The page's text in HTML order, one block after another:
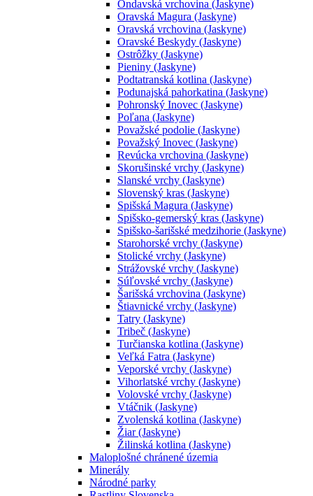
Ondavská vrchovina (Jaskyne)
Oravská Magura (Jaskyne)
Oravská vrchovina (Jaskyne)
Oravské Beskydy (Jaskyne)
Ostrôžky (Jaskyne)
Pieniny (Jaskyne)
Podtatranská kotlina (Jaskyne)
Podunajská pahorkatina (Jaskyne)
Pohronský Inovec (Jaskyne)
Poľana (Jaskyne)
Považské podolie (Jaskyne)
Považský Inovec (Jaskyne)
Revúcka vrchovina (Jaskyne)
Skorušinské vrchy (Jaskyne)
Slanské vrchy (Jaskyne)
Slovenský kras (Jaskyne)
Spišská Magura (Jaskyne)
Spišsko-gemerský kras (Jaskyne)
Spišsko-šarišské medzihorie (Jaskyne)
Starohorské vrchy (Jaskyne)
Stolické vrchy (Jaskyne)
Strážovské vrchy (Jaskyne)
Súľovské vrchy (Jaskyne)
Šarišská vrchovina (Jaskyne)
Štiavnické vrchy (Jaskyne)
Tatry (Jaskyne)
Tribeč (Jaskyne)
Turčianska kotlina (Jaskyne)
Veľká Fatra (Jaskyne)
Veporské vrchy (Jaskyne)
Vihorlatské vrchy (Jaskyne)
Volovské vrchy (Jaskyne)
Vtáčnik (Jaskyne)
Zvolenská kotlina (Jaskyne)
Žiar (Jaskyne)
Žilinská kotlina (Jaskyne)
Maloplošné chránené územia
Minerály
Národné parky